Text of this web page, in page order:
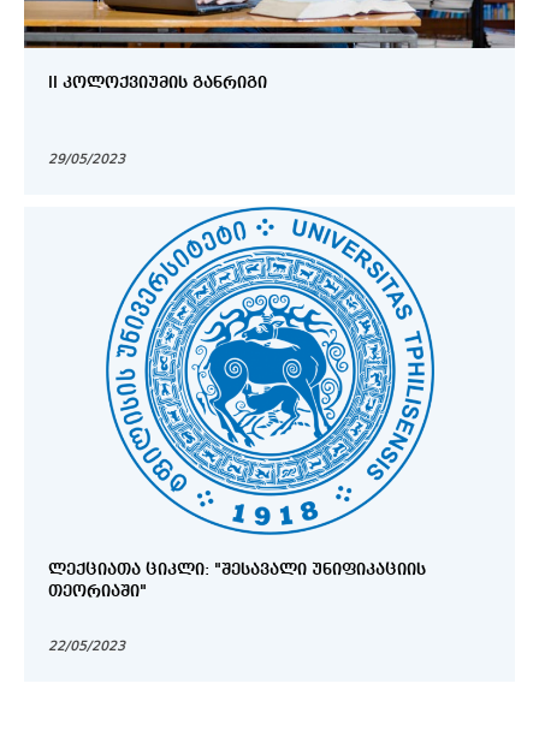
II ᲙᲝᲚᲝᲥᲕᲘᲣᲛᲘᲡ ᲒᲐᲜᲠᲘᲒᲘ
29/05/2023
ᲚᲔᲥᲪᲘᲐᲗᲐ ᲪᲘᲙᲚᲘ: "ᲨᲔᲡᲐᲕᲐᲚᲘ ᲣᲜᲘᲤᲘᲙᲐᲪᲘᲘᲡ
ᲗᲔᲝᲠᲘᲐᲨᲘ"
22/05/2023